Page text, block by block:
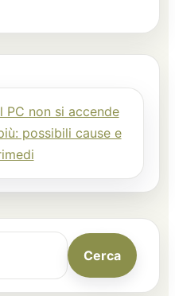
PC non si accende
possibili cause e
Cerca